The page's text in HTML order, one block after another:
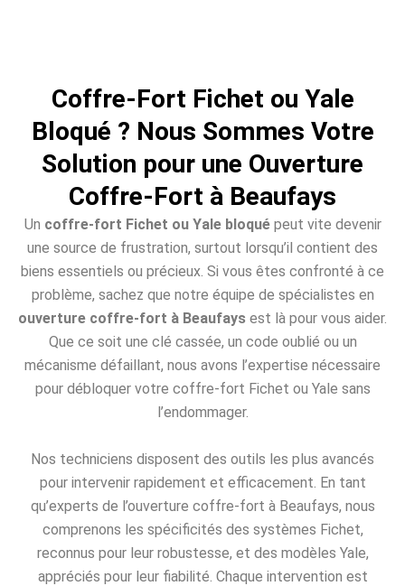
Coffre-Fort Fichet ou Yale
Bloqué ? Nous Sommes Votre
Solution pour une Ouverture
Coffre-Fort à Beaufays
Un coffre-fort Fichet ou Yale bloquépeut vite devenir
une source de frustration, surtout lorsqu’il contient des
biens essentiels ou précieux. Si vous êtes confronté à ce
problème, sachez que notre équipe de spécialistes en
ouverture coffre-fort à Beaufays est là pour vous aider.
Que ce soit une clé cassée, un code oublié ou un
mécanisme défaillant, nous avons l’expertise nécessaire
pour débloquer votre coffre-fort Fichet ou Yale sans
l’endommager.
Nos techniciens disposent des outils les plus avancés
pour intervenir rapidement et efficacement. En tant
qu’experts de l’ouverture coffre-fort à Beaufays, nous
comprenons les spécificités des systèmes Fichet,
reconnus pour leur robustesse, et des modèles Yale,
appréciés pour leur fiabilité. Chaque intervention est